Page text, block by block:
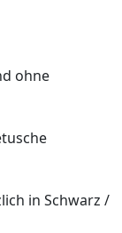
ohne
in Schwarz /